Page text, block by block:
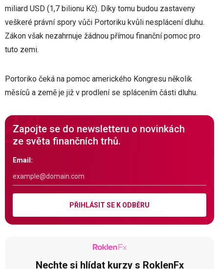
miliard USD (1,7 bilionu Kč). Díky tomu budou zastaveny
veškeré právní spory vůči Portoriku kvůli nesplácení dluhu.
Zákon však nezahrnuje žádnou přímou finanční pomoc pro
tuto zemi.
Portoriko čeká na pomoc amerického Kongresu několik
měsíců a země je již v prodlení se splácením části dluhu.
Zapojte se do newsletteru o novinkách
ze světa finančních trhů.
Email:
PŘIHLÁSIT SE K ODBĚRU
Nechte si hlídat kurzy s RoklenFx